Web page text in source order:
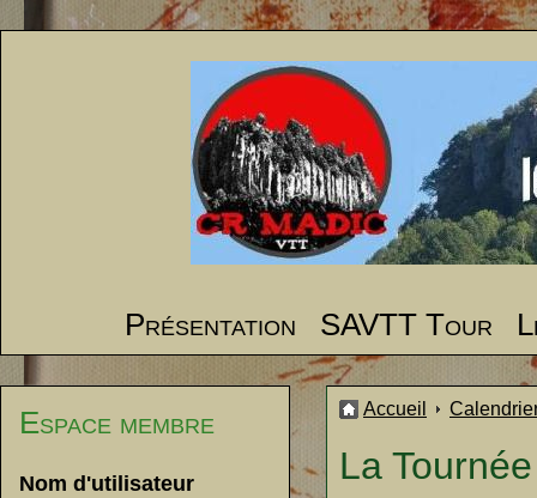
Présentation SAVTT Tour
Espace membre
Nom d'utilisateur
Accueil
La